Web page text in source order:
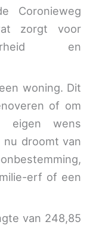
Coronieweg
zorgt voor
en
woning. Dit
of om
eigen wens
droomt van
erf of een
van 248,85